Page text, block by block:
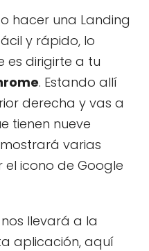
hacer una Landing
y rápido, lo
es dirigirte a tu
. Estando allí
derecha y vas a
tienen nueve
varias
icono de Google
llevará a la
aplicación, aquí